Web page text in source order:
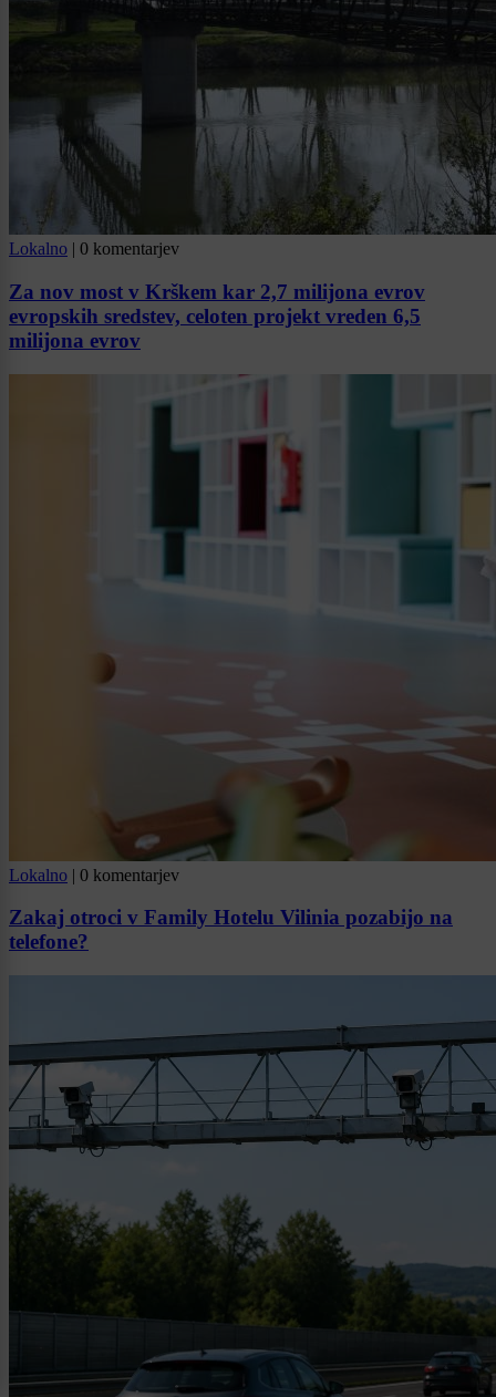
Lokalno | 0 komentarjev
Za nov most v Krškem kar 2,7 milijona evrov
evropskih sredstev, celoten projekt vreden 6,5
milijona evrov
Lokalno | 0 komentarjev
Zakaj otroci v Family Hotelu Vilinia pozabijo na
telefone?